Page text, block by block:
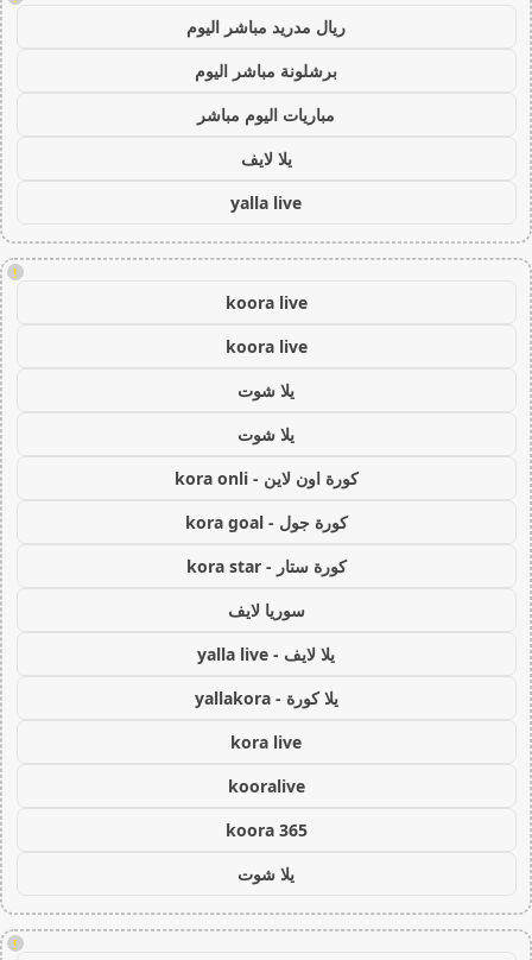
ريال مدريد مباشر اليوم
برشلونة مباشر اليوم
مباريات اليوم مباشر
يلا لايف
yalla live
!
koora live
koora live
يلا شوت
يلا شوت
كورة اون لاين - kora onli
كورة جول - kora goal
كورة ستار - kora star
سوريا لايف
يلا لايف - yalla live
يلا كورة - yallakora
kora live
kooralive
koora 365
يلا شوت
!